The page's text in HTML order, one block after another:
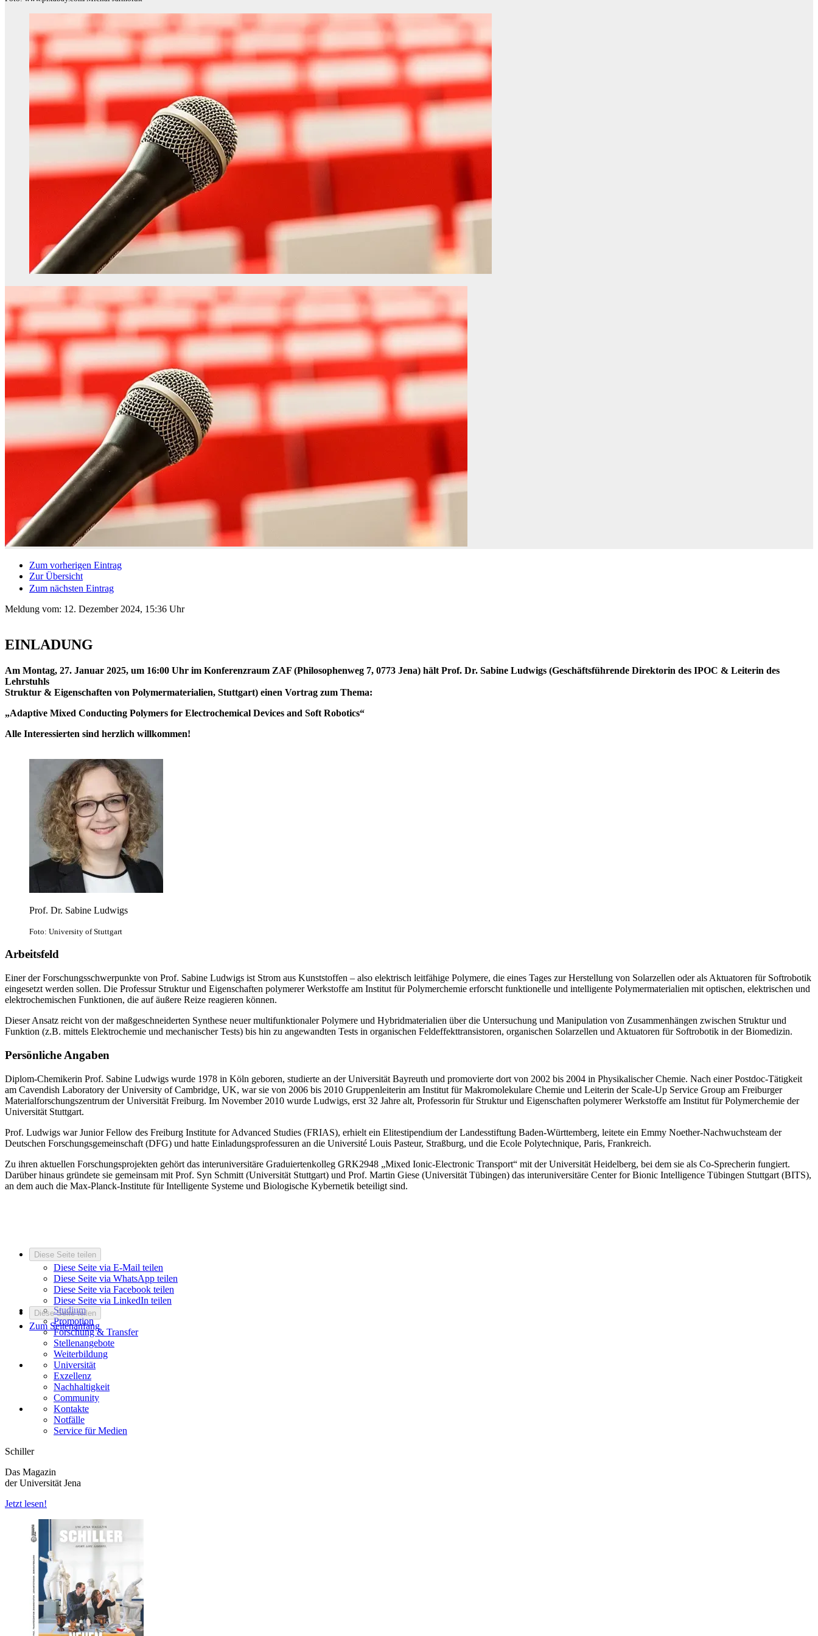
Zum vorherigen Eintrag
Zur Übersicht
Zum nächsten Eintrag
Meldung vom: 12. Dezember 2024, 15:36 Uhr
EINLADUNG
Am Montag, 27. Januar 2025, um 16:00 Uhr im Konferenzraum ZAF (Philosophenweg 7, 0773 Jena) hält Prof. Dr. Sabine Ludwigs (Geschäftsführende Direktorin des IPOC & Leiterin des
Lehrstuhls
Struktur & Eigenschaften von Polymermaterialien, Stuttgart) einen Vortrag zum Thema:
„Adaptive Mixed Conducting Polymers for Electrochemical Devices and Soft Robotics“
Alle Interessierten sind herzlich willkommen!
Prof. Dr. Sabine Ludwigs
Foto: University of Stuttgart
Arbeitsfeld
Einer der Forschungsschwerpunkte von Prof. Sabine Ludwigs ist Strom aus Kunststoffen – also elektrisch leitfähige Polymere, die eines Tages zur Herstellung von Solarzellen oder als Aktuatoren für Softrobotik
eingesetzt werden sollen. Die Professur Struktur und Eigenschaften polymerer Werkstoffe am Institut für Polymerchemie erforscht funktionelle und intelligente Polymermaterialien mit optischen, elektrischen und
elektrochemischen Funktionen, die auf äußere Reize reagieren können.
Dieser Ansatz reicht von der maßgeschneiderten Synthese neuer multifunktionaler Polymere und Hybridmaterialien über die Untersuchung und Manipulation von Zusammenhängen zwischen Struktur und
Funktion (z.B. mittels Elektrochemie und mechanischer Tests) bis hin zu angewandten Tests in organischen Feldeffekttransistoren, organischen Solarzellen und Aktuatoren für Softrobotik in der Biomedizin.
Persönliche Angaben
Diplom-Chemikerin Prof. Sabine Ludwigs wurde 1978 in Köln geboren, studierte an der Universität Bayreuth und promovierte dort von 2002 bis 2004 in Physikalischer Chemie. Nach einer Postdoc-Tätigkeit
am Cavendish Laboratory der University of Cambridge, UK, war sie von 2006 bis 2010 Gruppenleiterin am Institut für Makromolekulare Chemie und Leiterin der Scale-Up Service Group am Freiburger
Materialforschungszentrum der Universität Freiburg. Im November 2010 wurde Ludwigs, erst 32 Jahre alt, Professorin für Struktur und Eigenschaften polymerer Werkstoffe am Institut für Polymerchemie der
Universität Stuttgart.
Prof. Ludwigs war Junior Fellow des Freiburg Institute for Advanced Studies (FRIAS), erhielt ein Elitestipendium der Landesstiftung Baden-Württemberg, leitete ein Emmy Noether-Nachwuchsteam der
Deutschen Forschungsgemeinschaft (DFG) und hatte Einladungsprofessuren an die Université Louis Pasteur, Straßburg, und die Ecole Polytechnique, Paris, Frankreich.
Zu ihren aktuellen Forschungsprojekten gehört das interuniversitäre Graduiertenkolleg GRK2948 „Mixed Ionic-Electronic Transport“ mit der Universität Heidelberg, bei dem sie als Co-Sprecherin fungiert.
Darüber hinaus gründete sie gemeinsam mit Prof. Syn Schmitt (Universität Stuttgart) und Prof. Martin Giese (Universität Tübingen) das interuniversitäre Center for Bionic Intelligence Tübingen Stuttgart (BITS),
an dem auch die Max-Planck-Institute für Intelligente Systeme und Biologische Kybernetik beteiligt sind.
Diese Seite teilen
Diese Seite via E-Mail teilen
Diese Seite via WhatsApp teilen
Diese Seite via Facebook teilen
Diese Seite via LinkedIn teilen
Diese Seite teilen
Zum Seitenanfang
Studium
Promotion
Forschung & Transfer
Stellenangebote
Weiterbildung
Universität
Exzellenz
Nachhaltigkeit
Community
Kontakte
Notfälle
Service für Medien
Schiller
Das Magazin
der Universität Jena
Jetzt lesen!